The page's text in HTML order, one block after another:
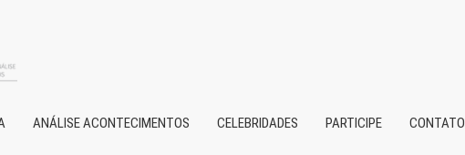
ANÁLISE ACONTECIMENTOS CELEBRIDADES PARTICIPE CONTATO